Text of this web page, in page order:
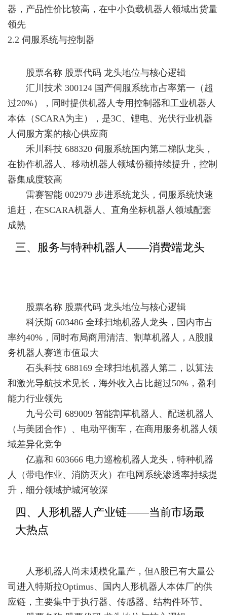
器，产品性价比较高，在中小负载机器人领域出货量
领先
2.2 伺服系统与控制器
股票名称 股票代码 龙头地位与核心逻辑
汇川技术 300124 国产伺服系统市占率第一（超
过20%），同时提供机器人专用控制器和工业机器人
本体（SCARA为主），是3C、锂电、光伏行业机器
人伺服方案的核心供应商
禾川科技 688320 伺服系统国内第二梯队龙头，
在协作机器人、移动机器人领域份额持续提升，控制
器集成度较高
雷赛智能 002979 步进系统龙头，伺服系统快速
追赶，在SCARA机器人、直角坐标机器人领域配套
成熟
三、服务与特种机器人——消费端龙头
股票名称 股票代码 龙头地位与核心逻辑
科沃斯 603486 全球扫地机器人龙头，国内市占
率约40%，同时布局商用清洁、割草机器人，A股服
务机器人赛道市值最大
石头科技 688169 全球扫地机器人第二，以算法
和激光导航技术见长，海外收入占比超过50%，盈利
能力行业领先
九号公司 689009 智能割草机器人、配送机器人
（与美团合作）、电动平衡车，在商用服务机器人领
域差异化竞争
亿嘉和 603666 电力巡检机器人龙头，特种机器
人（带电作业、消防灭火）在电网系统渗透率持续提
升，细分领域护城河较深
四、人形机器人产业链——当前市场最
大热点
人形机器人尚未规模化量产，但A股已有大量公
司进入特斯拉Optimus、国内人形机器人本体厂的供
应链，主要集中于执行器、传感器、结构件环节。